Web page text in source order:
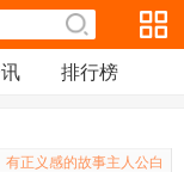
排行榜
正义感的故事主人公白